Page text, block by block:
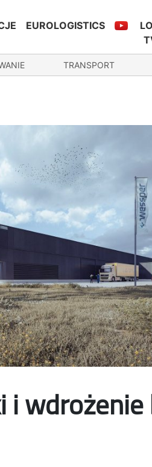
EUROLOGISTICS
TRANSPORT
i